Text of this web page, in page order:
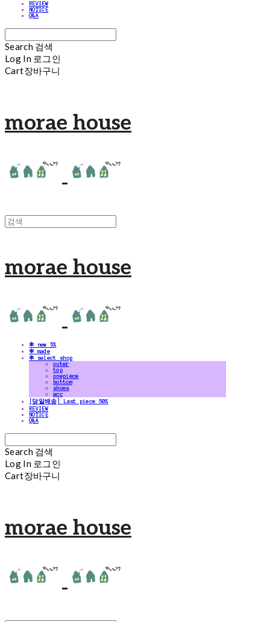
REVIEW
NOTICE
Q&A
Search 검색
Log In 로그인
Cart장바구니
morae house
morae house
✻ new 5%
✻ made
✻ select shop
outer
top
onepiece
bottom
shoes
acc
[당일배송] Last piece 50%
REVIEW
NOTICE
Q&A
Search 검색
Log In 로그인
Cart장바구니
morae house